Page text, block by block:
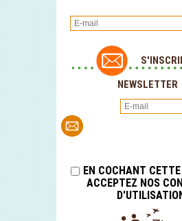
NEWSLETTER
EN COCHANT
ACCEPTEZ NOS